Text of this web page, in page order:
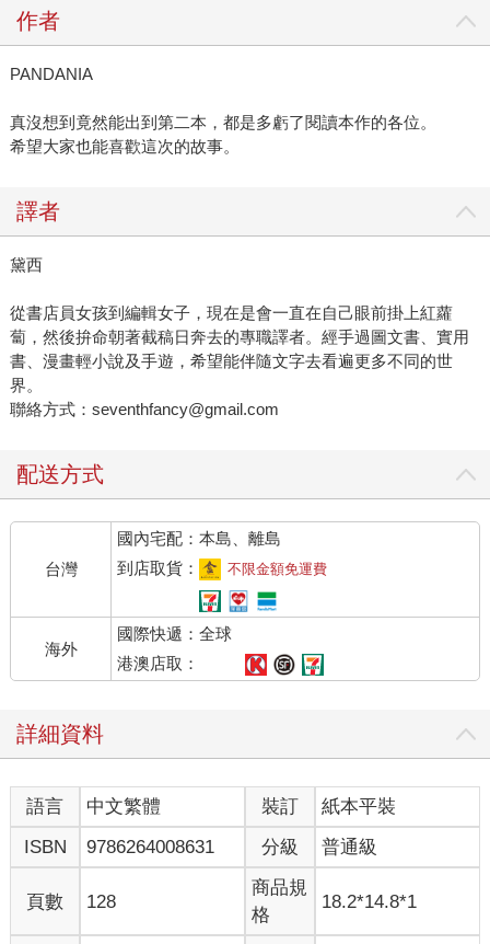
作者
PANDANIA
真沒想到竟然能出到第二本，都是多虧了閱讀本作的各位。
希望大家也能喜歡這次的故事。
譯者
黛西
從書店員女孩到編輯女子，現在是會一直在自己眼前掛上紅蘿
蔔，然後拚命朝著截稿日奔去的專職譯者。經手過圖文書、實用
書、漫畫輕小說及手遊，希望能伴隨文字去看遍更多不同的世
界。
聯絡方式：seventhfancy@gmail.com
配送方式
台灣
國內宅配：本島、離島
到店取貨：
不限金額免運費
海外
國際快遞：全球
港澳店取：
詳細資料
語言 中文繁體 裝訂
紙本平裝
ISBN
9786264008631 分級 普通級
頁數 128
商品規
格
18.2*14.8*1